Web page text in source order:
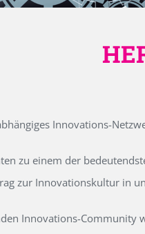
Innovations-
zu einem der
zur Innovationskultur in
Innovations-